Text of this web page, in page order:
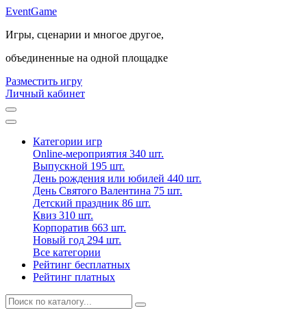
EventGame
Игры, сценарии и многое другое,
объединенные на одной площадке
Разместить игру
Личный кабинет
Категории игр
Online-мероприятия 340 шт.
Выпускной 195 шт.
День рождения или юбилей 440 шт.
День Святого Валентина 75 шт.
Детский праздник 86 шт.
Квиз 310 шт.
Корпоратив 663 шт.
Новый год 294 шт.
Все категории
Рейтинг бесплатных
Рейтинг платных